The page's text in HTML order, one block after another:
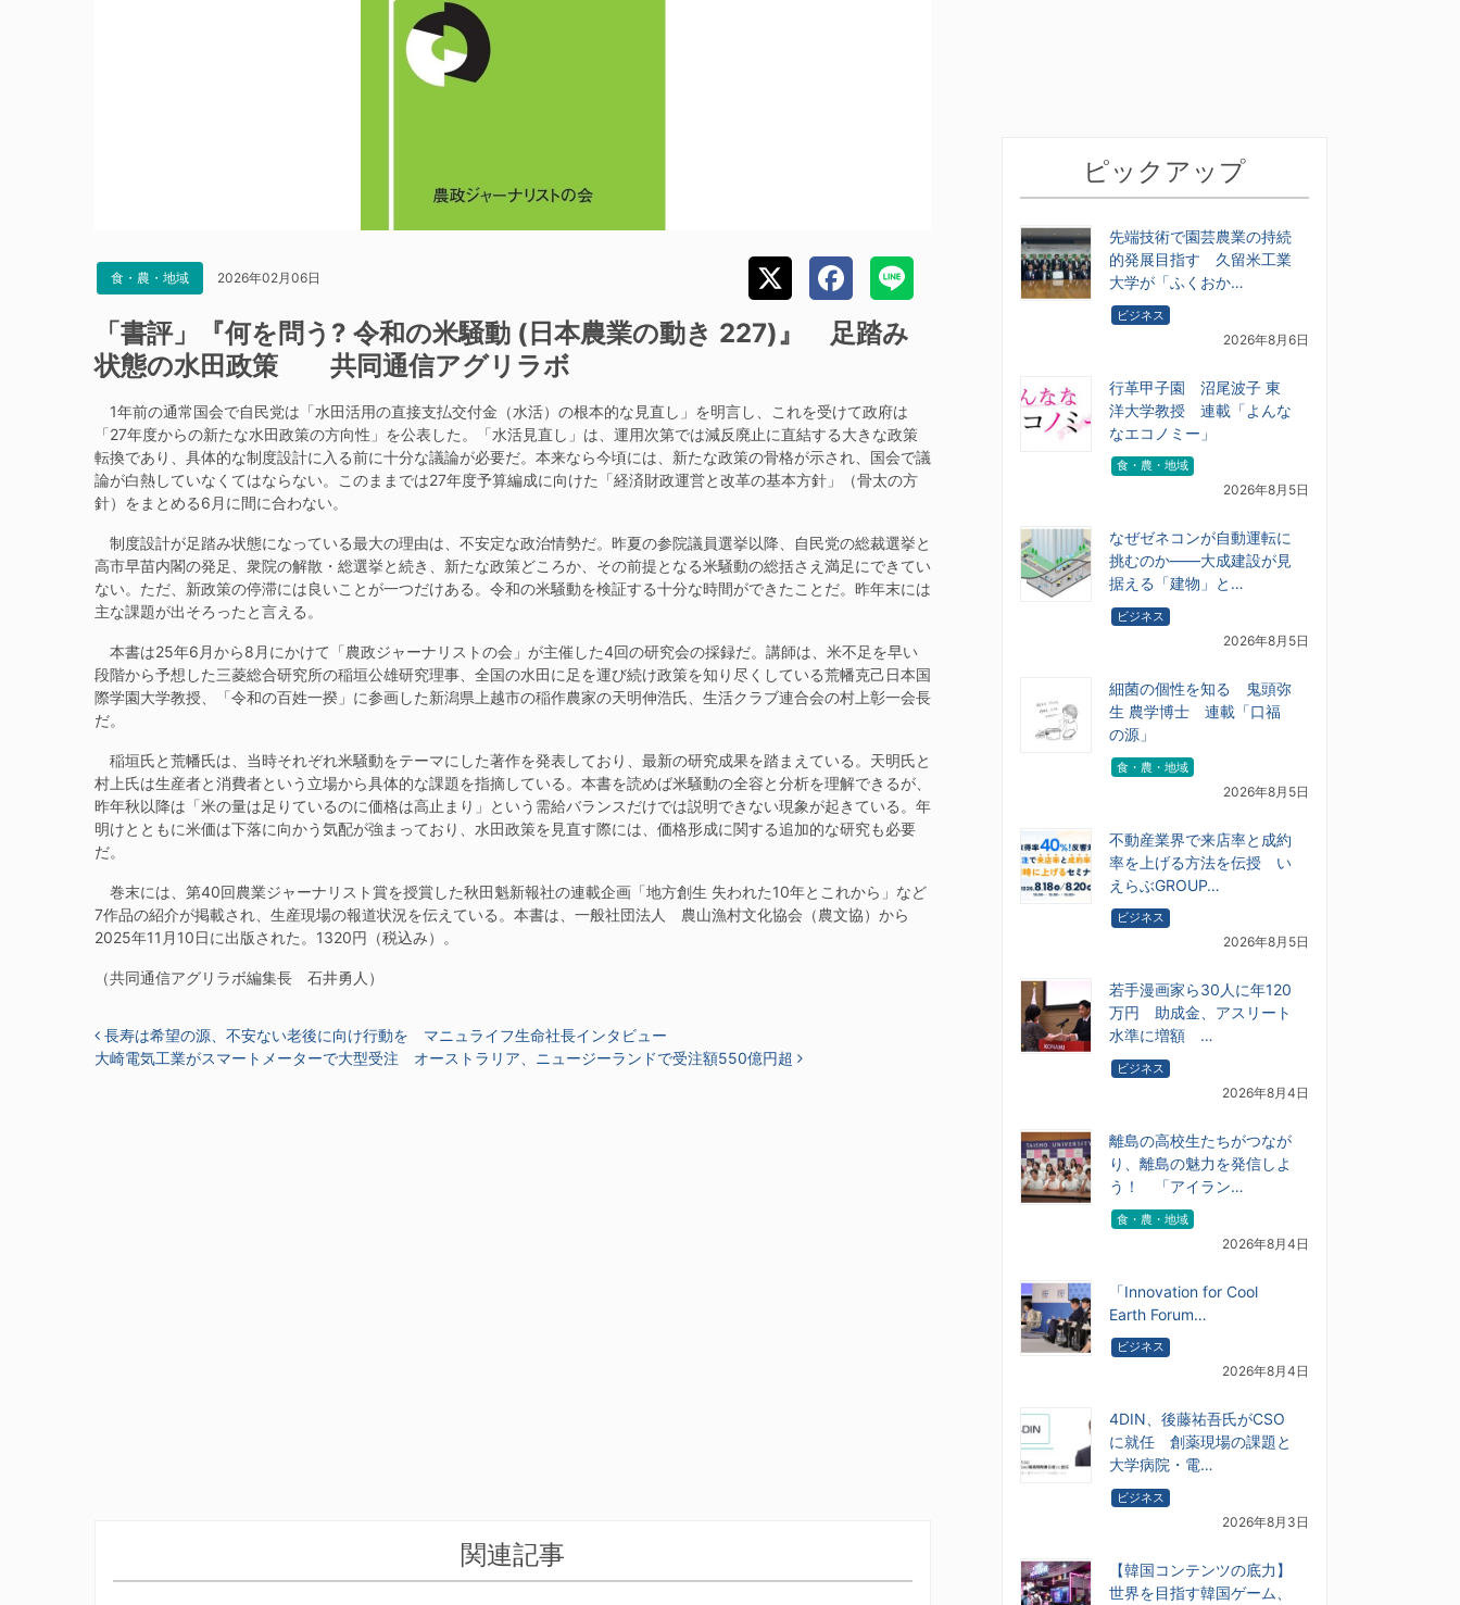
食・農・地域 2026年02月06日
「書評」『何を問う? 令和の米騒動 (日本農業の動き 227)』 足踏み
状態の水田政策 共同通信アグリラボ
1年前の通常国会で自民党は「水田活用の直接支払交付金（水活）の根本的な見直し」を明言し、これを受けて政府は
「27年度からの新たな水田政策の方向性」を公表した。「水活見直し」は、運用次第では減反廃止に直結する大きな政策
転換であり、具体的な制度設計に入る前に十分な議論が必要だ。本来なら今頃には、新たな政策の骨格が示され、国会で議
論が白熱していなくてはならない。このままでは27年度予算編成に向けた「経済財政運営と改革の基本方針」（骨太の方
針）をまとめる6月に間に合わない。
制度設計が足踏み状態になっている最大の理由は、不安定な政治情勢だ。昨夏の参院議員選挙以降、自民党の総裁選挙と
高市早苗内閣の発足、衆院の解散・総選挙と続き、新たな政策どころか、その前提となる米騒動の総括さえ満足にできてい
ない。ただ、新政策の停滞には良いことが一つだけある。令和の米騒動を検証する十分な時間ができたことだ。昨年末には
主な課題が出そろったと言える。
本書は25年6月から8月にかけて「農政ジャーナリストの会」が主催した4回の研究会の採録だ。講師は、米不足を早い
段階から予想した三菱総合研究所の稲垣公雄研究理事、全国の水田に足を運び続け政策を知り尽くしている荒幡克己日本国
際学園大学教授、「令和の百姓一揆」に参画した新潟県上越市の稲作農家の天明伸浩氏、生活クラブ連合会の村上彰一会長
だ。
稲垣氏と荒幡氏は、当時それぞれ米騒動をテーマにした著作を発表しており、最新の研究成果を踏まえている。天明氏と
村上氏は生産者と消費者という立場から具体的な課題を指摘している。本書を読めば米騒動の全容と分析を理解できるが、
昨年秋以降は「米の量は足りているのに価格は高止まり」という需給バランスだけでは説明できない現象が起きている。年
明けとともに米価は下落に向かう気配が強まっており、水田政策を見直す際には、価格形成に関する追加的な研究も必要
だ。
巻末には、第40回農業ジャーナリスト賞を授賞した秋田魁新報社の連載企画「地方創生 失われた10年とこれから」など
7作品の紹介が掲載され、生産現場の報道状況を伝えている。本書は、一般社団法人 農山漁村文化協会（農文協）から
2025年11月10日に出版された。1320円（税込み）。
（共同通信アグリラボ編集長 石井勇人）
投稿ナビゲーション
長寿は希望の源、不安ない老後に向け行動を マニュライフ生命社長インタビュー
大崎電気工業がスマートメーターで大型受注 オーストラリア、ニュージーランドで受注額550億円超
関連記事
ピックアップ
先端技術で園芸農業の持続
的発展目指す 久留米工業
大学が「ふくおか…
ビジネス
2026年8月6日
行革甲子園 沼尾波子 東
洋大学教授 連載「よんな
なエコノミー」
食・農・地域
2026年8月5日
なぜゼネコンが自動運転に
挑むのか――大成建設が見
据える「建物」と…
ビジネス
2026年8月5日
細菌の個性を知る 鬼頭弥
生 農学博士 連載「口福
の源」
食・農・地域
2026年8月5日
不動産業界で来店率と成約
率を上げる方法を伝授 い
えらぶGROUP…
ビジネス
2026年8月5日
若手漫画家ら30人に年120
万円 助成金、アスリート
水準に増額 …
ビジネス
2026年8月4日
離島の高校生たちがつなが
り、離島の魅力を発信しよ
う！ 「アイラン…
食・農・地域
2026年8月4日
「Innovation for Cool
Earth Forum…
ビジネス
2026年8月4日
4DIN、後藤祐吾氏がCSO
に就任 創薬現場の課題と
大学病院・電…
ビジネス
2026年8月3日
【韓国コンテンツの底力】
世界を目指す韓国ゲーム、